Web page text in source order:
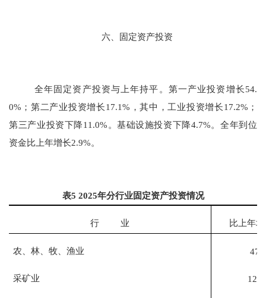
六、固定资产投资
全年固定资产投资与上年持平 。第一产业投资增长54.
0%；第二产业投资增长17.1%，其中，工业投资增长17.2%；
第三产业投资下降11.0% 。基础设施投资下降4.7%。全年到位
资金比上年增长2.9%。
表5 2025年分行业固定资产投资情况
行 业 比上年
农、林、牧、渔业 47.8
采矿业